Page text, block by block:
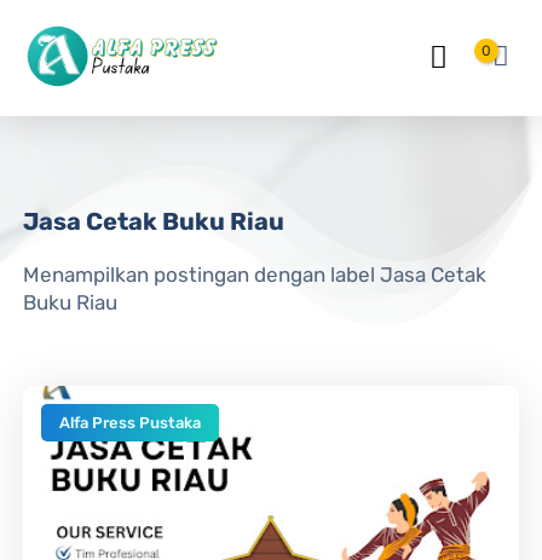
Langsung ke konten utama
0
Jasa Cetak Buku Riau
Menampilkan postingan dengan labelJasa Cetak
Buku Riau
Alfa Press Pustaka